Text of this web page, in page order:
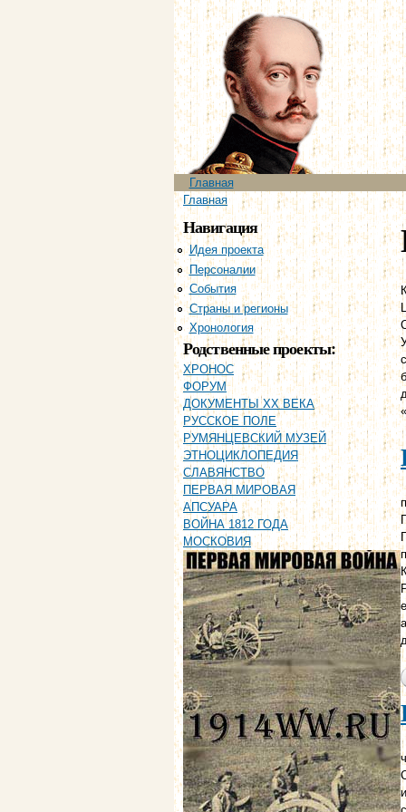
Главное меню
Главная
Вы здесь
Главная
Навигация
Идея проекта
Персоналии
События
Страны и регионы
Хронология
Родственные проекты:
ХРОНОС
ФОРУМ
ДОКУМЕНТЫ XX ВЕКА
РУССКОЕ ПОЛЕ
РУМЯНЦЕВСКИЙ МУЗЕЙ
ЭТНОЦИКЛОПЕДИЯ
СЛАВЯНСТВО
ПЕРВАЯ МИРОВАЯ
АПСУАРА
ВОЙНА 1812 ГОДА
МОСКОВИЯ